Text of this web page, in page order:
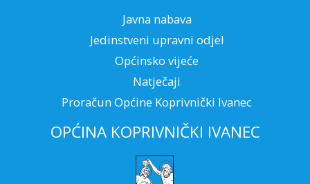
Javna nabava
Jedinstveni upravni odjel
Općinsko vijeće
Natječaji
Proračun Općine Koprivnički Ivanec
OPĆINA KOPRIVNIČKI IVANEC